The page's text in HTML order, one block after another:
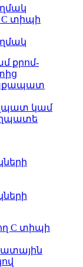
տիպի
կամ